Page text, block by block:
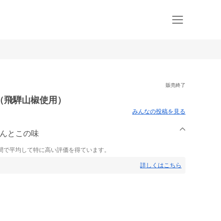
販売終了
騨山椒使用）
みんなの投稿を見る
とこの味
平均して特に高い評価を得ています。
詳しくはこちら